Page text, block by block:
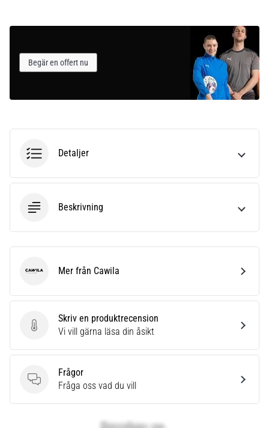
Begär en offert nu
Detaljer
Beskrivning
Skriv en produktrecension
Skriv en produktrecension
Vi vill gärna läsa din åsikt
Frågor
Frågor
Fråga oss vad du vill
Cawila Mer från Cawila